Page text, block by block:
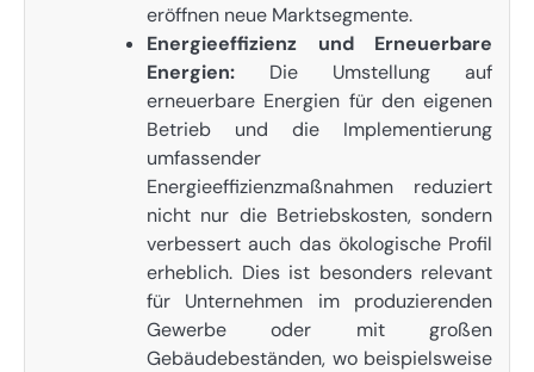
eröffnen neue Marktsegmente.
Energieeffizienz und Erneuerbare
Energien: Die Umstellung auf
erneuerbare Energien für den eigenen
Betrieb und die Implementierung
umfassender
Energieeffizienzmaßnahmen reduziert
nicht nur die Betriebskosten, sondern
verbessert auch das ökologische Profil
erheblich. Dies ist besonders relevant
für Unternehmen im produzierenden
Gewerbe oder mit großen
Gebäudebeständen, wo beispielsweise